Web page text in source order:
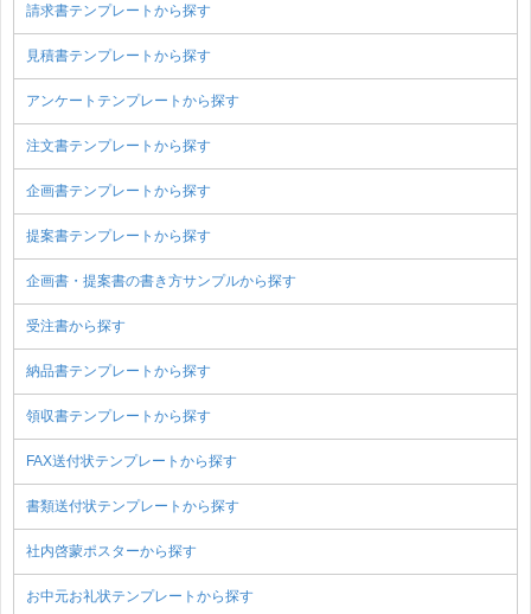
請求書テンプレートから探す
見積書テンプレートから探す
アンケートテンプレートから探す
注文書テンプレートから探す
企画書テンプレートから探す
提案書テンプレートから探す
企画書・提案書の書き方サンプルから探す
受注書から探す
納品書テンプレートから探す
領収書テンプレートから探す
FAX送付状テンプレートから探す
書類送付状テンプレートから探す
社内啓蒙ポスターから探す
お中元お礼状テンプレートから探す